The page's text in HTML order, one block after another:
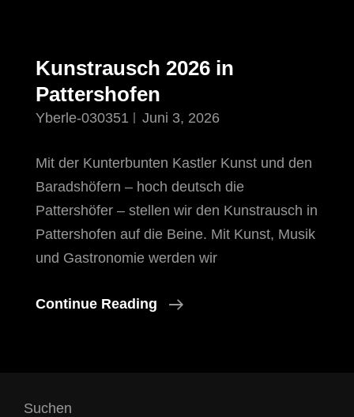
Kunstrausch 2026 in
Pattershofen
Yberle-030351 Juni 3, 2026
Mit der Kunterbunten Kastler Kunst und den
Baradshöfern – hoch deutsch die
Pattershöfer – stellen wir den Kunstrausch in
Pattershofen auf die Beine. Mit Kunst, Musik
und Gastronomie werden wir
Continue Reading
Kunstrausch
Suchen